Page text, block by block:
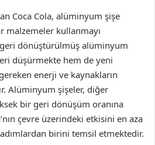
Coca Cola, alüminyum şişe
kullanmayı
dönüştürülmüş alüminyum
düşürmekte hem de yeni
enerji ve kaynakların
Alüminyum şişeler, diğer
bir geri dönüşüm oranına
çevre üzerindeki etkisini en aza
birini temsil etmektedir.